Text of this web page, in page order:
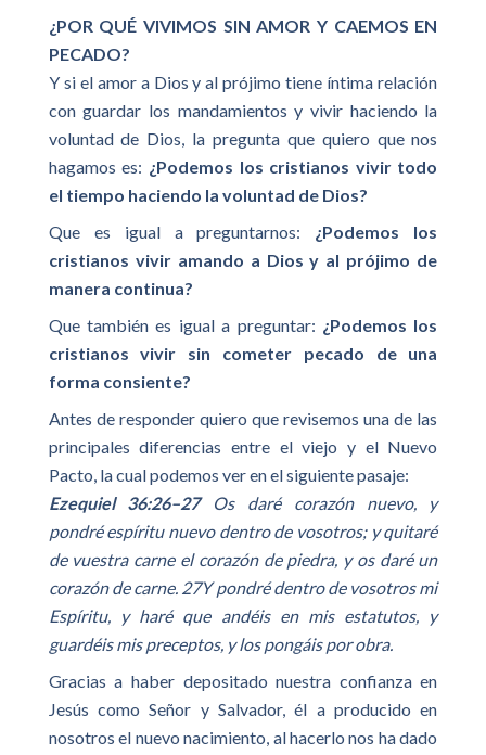
¿POR QUÉ VIVIMOS SIN AMOR Y CAEMOS EN
PECADO?
Y si el amor a Dios y al prójimo tiene íntima relación
con guardar los mandamientos y vivir haciendo la
voluntad de Dios, la pregunta que quiero que nos
hagamos es: ¿Podemos los cristianos vivir todo
el tiempo haciendo la voluntad de Dios?
Que es igual a preguntarnos: ¿Podemos los
cristianos vivir amando a Dios y al prójimo de
manera continua?
Que también es igual a preguntar: ¿Podemos los
cristianos vivir sin cometer pecado de una
forma consiente?
Antes de responder quiero que revisemos una de las
principales diferencias entre el viejo y el Nuevo
Pacto, la cual podemos ver en el siguiente pasaje:
Ezequiel 36:26–27
Os daré corazón nuevo, y
pondré espíritu nuevo dentro de vosotros; y quitaré
de vuestra carne el corazón de piedra, y os daré un
corazón de carne. 27Y pondré dentro de vosotros mi
Espíritu, y haré que andéis en mis estatutos, y
guardéis mis preceptos, y los pongáis por obra.
Gracias a haber depositado nuestra confianza en
Jesús como Señor y Salvador, él a producido en
nosotros el nuevo nacimiento, al hacerlo nos ha dado